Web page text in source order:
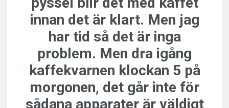
innan det är klart. Men jag
har tid så det är inga
problem. Men dra igång
kaffekvarnen klockan 5 på
morgonen, det går inte för
sådana apparater är väldigt